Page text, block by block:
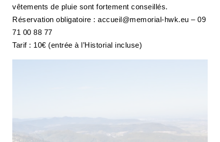
VOUS ÊTES…
vêtements de pluie sont fortement conseillés.
Réservation obligatoire : accueil@memorial-hwk.eu – 09
71 00 88 77
Tarif : 10€ (entrée à l’Historial incluse)